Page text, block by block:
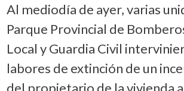
Al mediodía de ayer, varias
Parque Provincial de
Local y Guardia Civil
labores de extinción de un
del propietario de la vivienda